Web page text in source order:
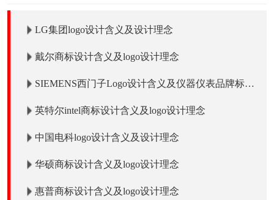
LG集团logo设计含义及设计理念
戴尔商标设计含义及logo设计理念
SIEMENS西门子Logo设计含义及仪器仪表品牌标志
英特尔intel商标设计含义及logo设计理念
中国电科logo设计含义及设计理念
华硕商标设计含义及logo设计理念
惠普商标设计含义及logo设计理念